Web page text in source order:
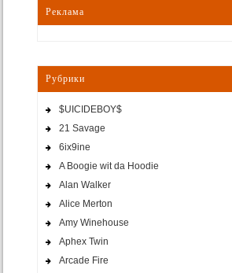
Реклама
Рубрики
$UICIDEBOY$
21 Savage
6ix9ine
A Boogie wit da Hoodie
Alan Walker
Alice Merton
Amy Winehouse
Aphex Twin
Arcade Fire